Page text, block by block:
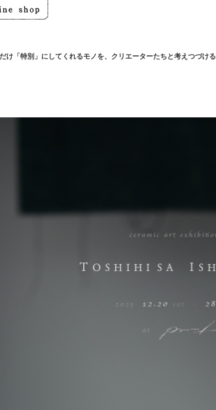
け「特別」にしてくれるモノを、クリエーターたちと考えつづける